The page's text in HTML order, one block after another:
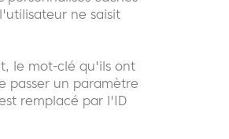
ne saisit
le mot-clé qu'ils ont
passer un paramètre
remplacé par l'ID